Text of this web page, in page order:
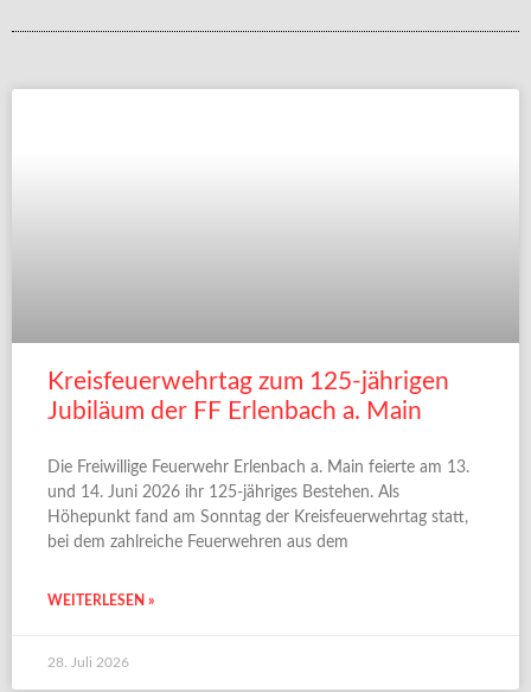
Kreisfeuerwehrtag zum 125-jährigen
Jubiläum der FF Erlenbach a. Main
Die Freiwillige Feuerwehr Erlenbach a. Main feierte am 13.
und 14. Juni 2026 ihr 125-jähriges Bestehen. Als
Höhepunkt fand am Sonntag der Kreisfeuerwehrtag statt,
bei dem zahlreiche Feuerwehren aus dem
WEITERLESEN »
28. Juli 2026